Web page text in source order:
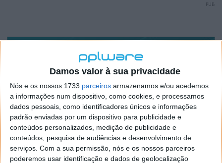
Damos valor à sua privacidade
Nós e os nossos 1733 parceiros armazenamos e/ou acedemos
a informações num dispositivo, como cookies, e processamos
dados pessoais, como identificadores únicos e informações
padrão enviadas por um dispositivo para publicidade e
conteúdos personalizados, medição de publicidade e
conteúdos, pesquisa de audiências e desenvolvimento de
serviços. Com a sua permissão, nós e os nossos parceiros
poderemos usar identificação e dados de geolocalização
PUB